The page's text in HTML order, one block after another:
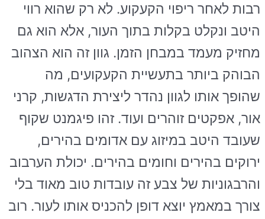
רבות לאחר ריפוי הקעקוע. לא רק שהוא רווי
היטב ונקלט בקלות בתוך העור, אלא הוא גם
מחזיק מעמד במבחן הזמן. גוון זה הוא הצהוב
הבוהק ביותר בתעשיית הקעקועים, מה
שהופך אותו לגוון נהדר ליצירת הדגשות, קרני
אור, אפקטים זוהרים ועוד. זהו פיגמנט שקוף
שעובד היטב במיזוג עם אדומים בהירים,
ירוקים בהירים וחומים בהירים. יכולת הערבוב
והרבגוניות של צבע זה עובדות טוב מאוד בלי
צורך במאמץ יוצא דופן להכניס אותו לעור. רוב